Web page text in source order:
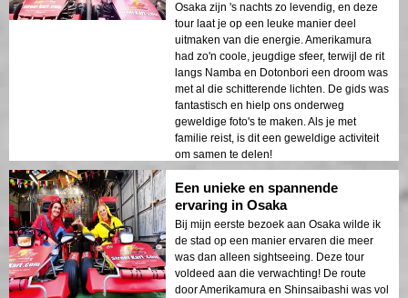
Osaka zijn 's nachts zo levendig, en deze
tour laat je op een leuke manier deel
uitmaken van die energie. Amerikamura
had zo'n coole, jeugdige sfeer, terwijl de rit
langs Namba en Dotonbori een droom was
met al die schitterende lichten. De gids was
fantastisch en hielp ons onderweg
geweldige foto's te maken. Als je met
familie reist, is dit een geweldige activiteit
om samen te delen!
Een unieke en spannende
ervaring in Osaka
Bij mijn eerste bezoek aan Osaka wilde ik
de stad op een manier ervaren die meer
was dan alleen sightseeing. Deze tour
voldeed aan die verwachting! De route
door Amerikamura en Shinsaibashi was vol